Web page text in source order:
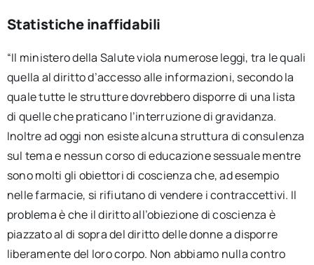
Statistiche inaffidabili
“Il ministero della Salute viola numerose leggi, tra le quali
quella al diritto d’accesso alle informazioni, secondo la
quale tutte le strutture dovrebbero disporre di una lista
di quelle che praticano l’interruzione di gravidanza.
Inoltre ad oggi non esiste alcuna struttura di consulenza
sul tema e nessun corso di educazione sessuale mentre
sono molti gli obiettori di coscienza che, ad esempio
nelle farmacie, si rifiutano di vendere i contraccettivi. Il
problema è che il diritto all’obiezione di coscienza è
piazzato al di sopra del diritto delle donne a disporre
liberamente del loro corpo. Non abbiamo nulla contro